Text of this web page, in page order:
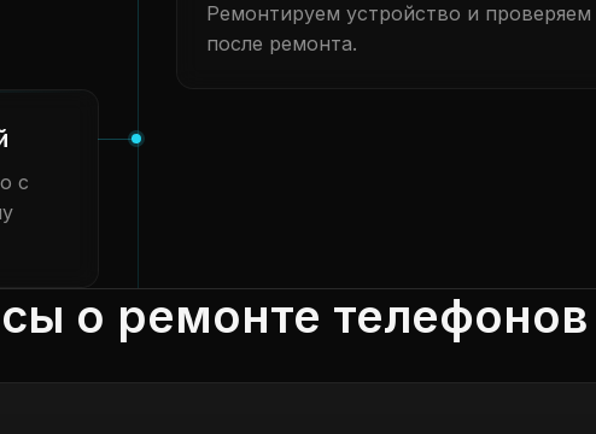
Ремонтируем устройство и проверяем
после ремонта.
с
о ремонте телефонов